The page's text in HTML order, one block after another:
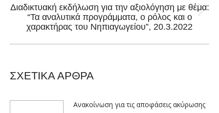
Next
post:
Διαδικτυακή εκδήλωση για την αξιολόγηση με θέμα:
“Τα αναλυτικά προγράμματα, ο ρόλος και ο
χαρακτήρας του Νηπιαγωγείου”, 20.3.2022
ΣΧΕΤΙΚΑ ΑΡΘΡΑ
Ανακοίνωση για τις αποφάσεις ακύρωσης